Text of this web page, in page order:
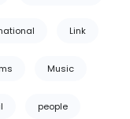
Link
ms Music
people